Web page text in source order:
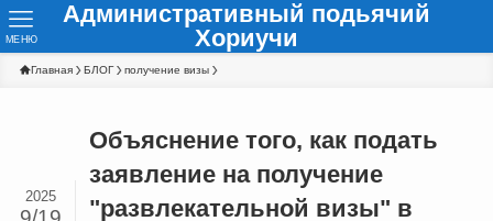
Административный подьячий
Хориучи
МЕНЮ
Главная БЛОГ получение визы
Объяснение того, как подать
заявление на получение
"развлекательной визы" в
2025